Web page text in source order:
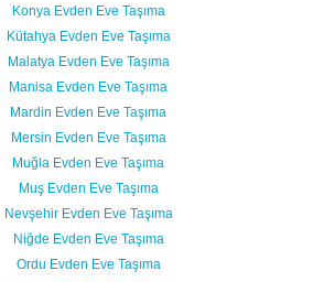
Konya Evden Eve Taşıma
Kütahya Evden Eve Taşıma
Malatya Evden Eve Taşıma
Manisa Evden Eve Taşıma
Mardin Evden Eve Taşıma
Mersin Evden Eve Taşıma
Muğla Evden Eve Taşıma
Muş Evden Eve Taşıma
Nevşehir Evden Eve Taşıma
Niğde Evden Eve Taşıma
Ordu Evden Eve Taşıma